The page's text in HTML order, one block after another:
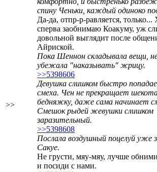
>>
спину Ченьки, каждый одиноко
Да-да, отпр-р-равляется,
сперва заобнимаю Коакуму, уж
довольной выглядит после
Айриской.
Пока Шеннон складывала вещи,
убежала "наказывать" жрицу.
>>5398606
Девушка слишком быстро
смеха. Чен не прекращает
бедняжку, даже сама начинает
Смешок рыдей жевушки слишком
заразительный.
>>5398608
Послала воздушный поцелуй уже
Сакуе.
Не грусти, мяу-мяу, лучше
и посиди с нами.